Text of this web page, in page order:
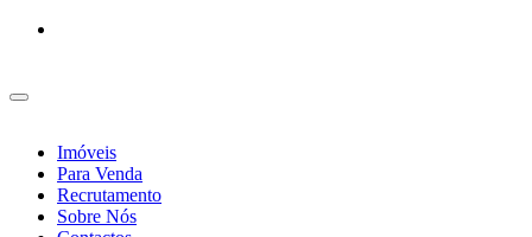
Imóveis
Para Venda
Recrutamento
Sobre Nós